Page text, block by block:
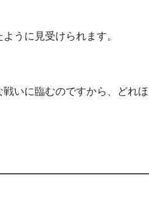
うに見受けられます。
いに臨むのですから、どれ